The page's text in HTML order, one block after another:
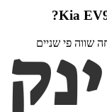
Kia
?
שווה פי שניים